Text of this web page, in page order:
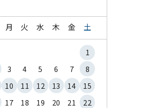
月 火 水 木 金 土
1
3 4 5 6 7
8
10 11 12 13 14
15
17 18 19 20 21
22